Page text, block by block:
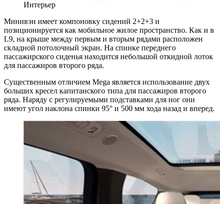
Интерьер
Минивэн имеет компоновку сидений 2+2+3 и
позиционируется как мобильное жилое пространство. Как и в
L9, на крыше между первым и вторым рядами расположен
складной потолочный экран. На спинке переднего
пассажирского сиденья находится небольшой откидной лоток
для пассажиров второго ряда.
Существенным отличием Mega является использование двух
больших кресел капитанского типа для пассажиров второго
ряда. Наряду с регулируемыми подставками для ног они
имеют угол наклона спинки 95° и 500 мм хода назад и вперед.